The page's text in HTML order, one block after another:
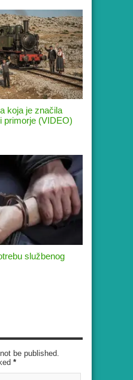
koja je značila
primorje (VIDEO)
službenog
be published.
*